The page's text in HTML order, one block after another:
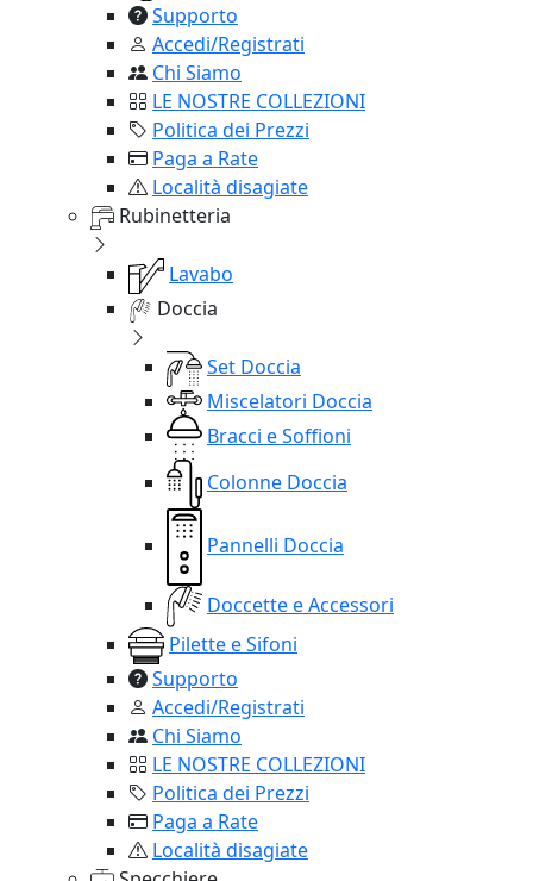
Supporto
Accedi/Registrati
Chi Siamo
LE NOSTRE COLLEZIONI
Politica dei Prezzi
Paga a Rate
Località disagiate
Rubinetteria
Lavabo
Doccia
Set Doccia
Miscelatori Doccia
Bracci e Soffioni
Colonne Doccia
Pannelli Doccia
Doccette e Accessori
Pilette e Sifoni
Supporto
Accedi/Registrati
Chi Siamo
LE NOSTRE COLLEZIONI
Politica dei Prezzi
Paga a Rate
Località disagiate